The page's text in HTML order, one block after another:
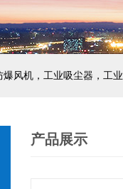
风机，工业吸尘器，工
产品展示